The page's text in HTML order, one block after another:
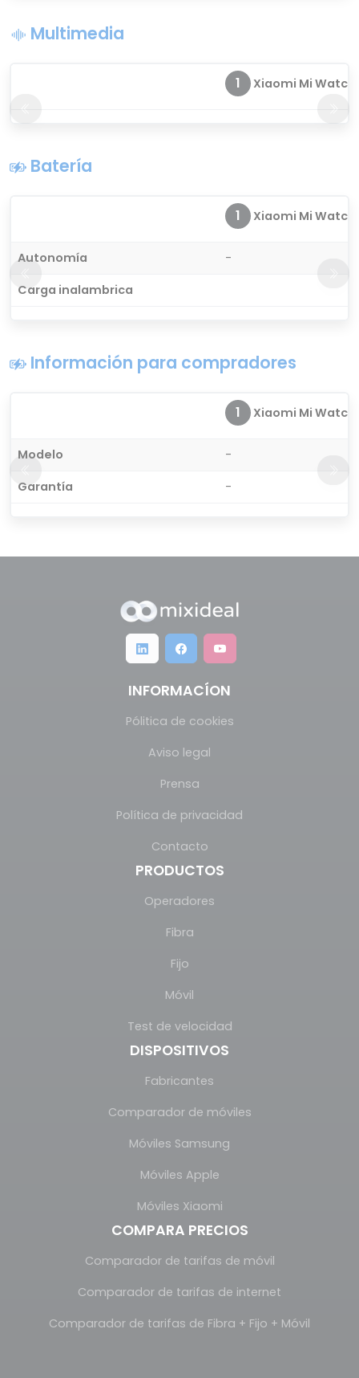
Multimedia
1 Xiaomi Mi Watch
Batería
1 Xiaomi Mi Watch
Autonomía
-
Carga inalambrica
Información para compradores
1 Xiaomi Mi Watch
Modelo
-
Garantía
-
INFORMACÍON
Pólitica de cookies
Aviso legal
Prensa
Política de privacidad
Contacto
PRODUCTOS
Operadores
Fibra
Fijo
Móvil
Test de velocidad
DISPOSITIVOS
Fabricantes
Comparador de móviles
Móviles Samsung
Móviles Apple
Móviles Xiaomi
COMPARA PRECIOS
Comparador de tarifas de móvil
Comparador de tarifas de internet
Comparador de tarifas de Fibra + Fijo + Móvil